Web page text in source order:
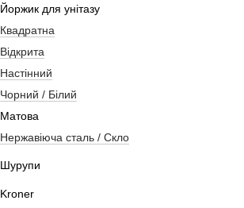
Йоржик для унітазу
Квадратна
Відкрита
Настінний
Чорний / Білий
Матова
Нержавіюча сталь / Скло
Шурупи
Kroner